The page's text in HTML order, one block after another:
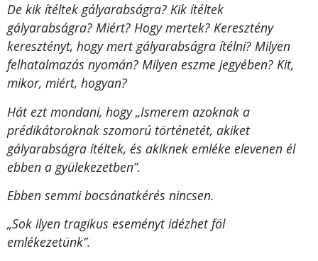
De kik ítéltek gályarabságra? Kik ítéltek
gályarabságra? Miért? Hogy mertek? Keresztény
keresztényt, hogy mert gályarabságra ítélni? Milyen
felhatalmazás nyomán? Milyen eszme jegyében? Kit,
mikor, miért, hogyan?
Hát ezt mondani, hogy „Ismerem azoknak a
prédikátoroknak szomorú történetét, akiket
gályarabságra ítéltek, és akiknek emléke elevenen él
ebben a gyülekezetben”.
Ebben semmi bocsánatkérés nincsen.
„Sok ilyen tragikus eseményt idézhet föl
emlékezetünk”.